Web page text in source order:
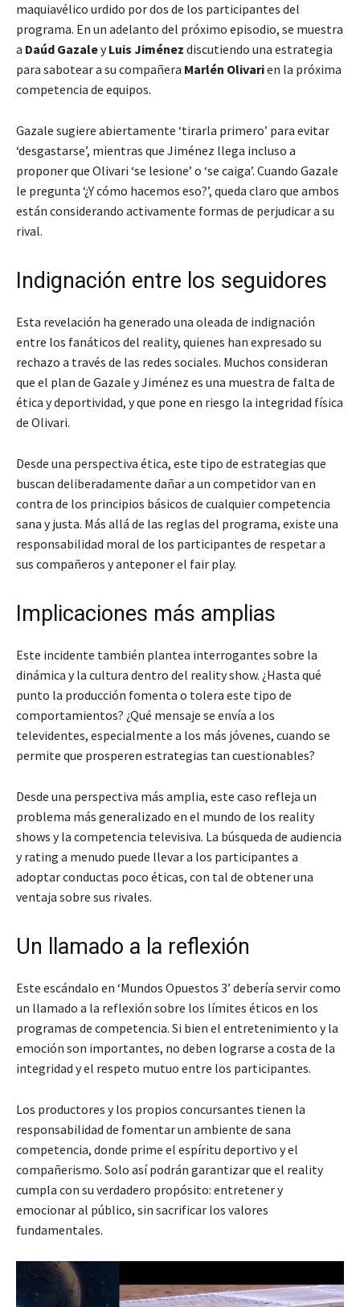
maquiavélico urdido por dos de los participantes del
programa. En un adelanto del próximo episodio, se muestra
a Daúd GazaleyLuis Jiménez discutiendo una estrategia
para sabotear a su compañera Marlén Olivarien la próxima
competencia de equipos.
Gazale sugiere abiertamente ‘tirarla primero’ para evitar
‘desgastarse’, mientras que Jiménez llega incluso a
proponer que Olivari ‘se lesione’ o ‘se caiga’. Cuando Gazale
le pregunta ‘¿Y cómo hacemos eso?’, queda claro que ambos
están considerando activamente formas de perjudicar a su
rival.
Indignación entre los seguidores
Esta revelación ha generado una oleada de indignación
entre los fanáticos del reality, quienes han expresado su
rechazo a través de las redes sociales. Muchos consideran
que el plan de Gazale y Jiménez es una muestra de falta de
ética y deportividad, y que pone en riesgo la integridad física
de Olivari.
Desde una perspectiva ética, este tipo de estrategias que
buscan deliberadamente dañar a un competidor van en
contra de los principios básicos de cualquier competencia
sana y justa. Más allá de las reglas del programa, existe una
responsabilidad moral de los participantes de respetar a
sus compañeros y anteponer el fair play.
Implicaciones más amplias
Este incidente también plantea interrogantes sobre la
dinámica y la cultura dentro del reality show. ¿Hasta qué
punto la producción fomenta o tolera este tipo de
comportamientos? ¿Qué mensaje se envía a los
televidentes, especialmente a los más jóvenes, cuando se
permite que prosperen estrategias tan cuestionables?
Desde una perspectiva más amplia, este caso refleja un
problema más generalizado en el mundo de los reality
shows y la competencia televisiva. La búsqueda de audiencia
y rating a menudo puede llevar a los participantes a
adoptar conductas poco éticas, con tal de obtener una
ventaja sobre sus rivales.
Un llamado a la reflexión
Este escándalo en ‘Mundos Opuestos 3’ debería servir como
un llamado a la reflexión sobre los límites éticos en los
programas de competencia. Si bien el entretenimiento y la
emoción son importantes, no deben lograrse a costa de la
integridad y el respeto mutuo entre los participantes.
Los productores y los propios concursantes tienen la
responsabilidad de fomentar un ambiente de sana
competencia, donde prime el espíritu deportivo y el
compañerismo. Solo así podrán garantizar que el reality
cumpla con su verdadero propósito: entretener y
emocionar al público, sin sacrificar los valores
fundamentales.